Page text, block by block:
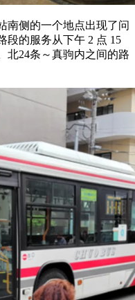
侧的一个地点出现了问
段的服务从下午 2 点 15
北24条～真驹内之间的路